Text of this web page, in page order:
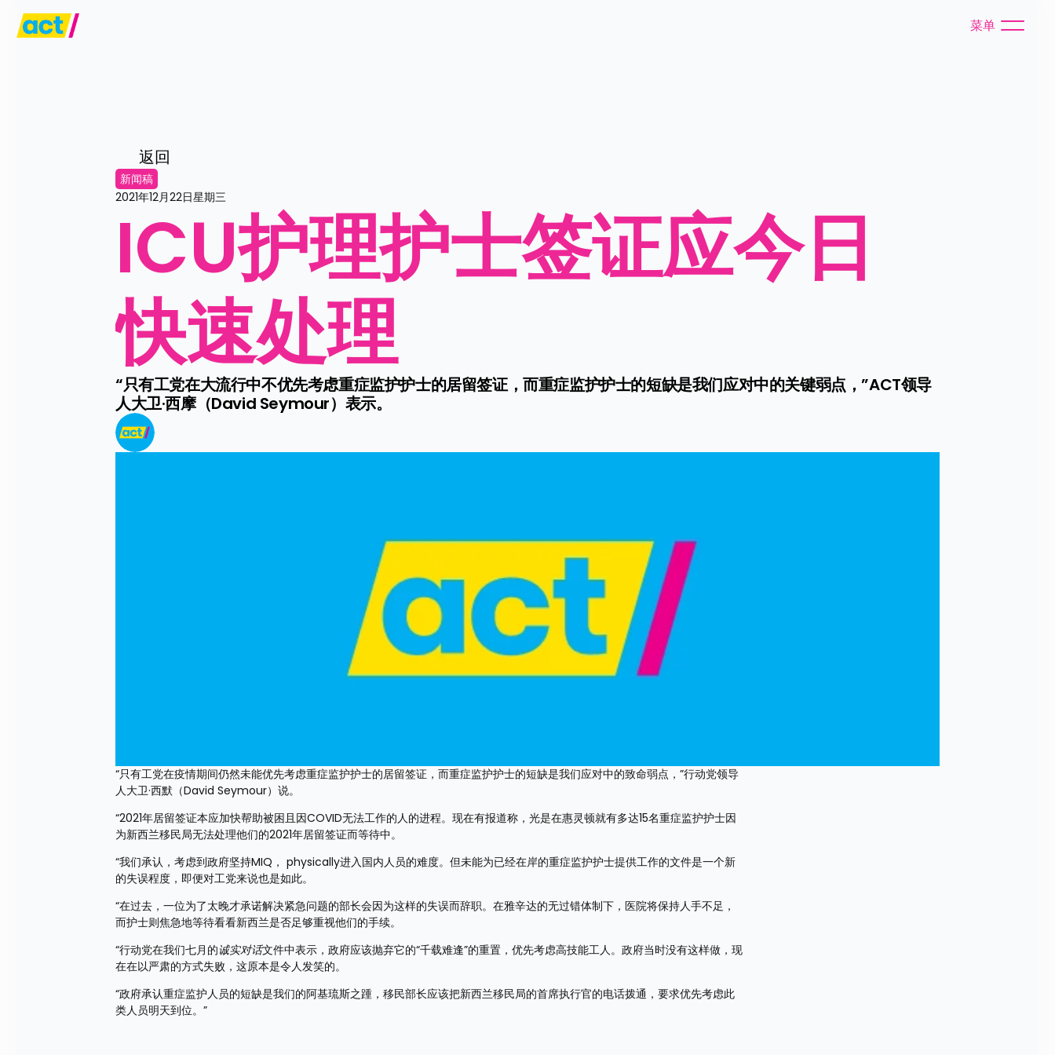
菜单
返回
新闻稿
2021年12月22日星期三
ICU护理护士签证应今日
快速处理
“只有工党在大流行中不优先考虑重症监护护士的居留签证，而重症监护护士的短缺是我们应对中的关键弱点，”ACT领导
人大卫·西摩（David Seymour）表示。
“只有工党在疫情期间仍然未能优先考虑重症监护护士的居留签证，而重症监护护士的短缺是我们应对中的致命弱点，”行动党领导
人大卫·西默（David Seymour）说。
“2021年居留签证本应加快帮助被困且因COVID无法工作的人的进程。现在有报道称，光是在惠灵顿就有多达15名重症监护护士因
为新西兰移民局无法处理他们的2021年居留签证而等待中。
“我们承认，考虑到政府坚持MIQ， physically进入国内人员的难度。但未能为已经在岸的重症监护护士提供工作的文件是一个新
的失误程度，即便对工党来说也是如此。
“在过去，一位为了太晚才承诺解决紧急问题的部长会因为这样的失误而辞职。在雅辛达的无过错体制下，医院将保持人手不足，
而护士则焦急地等待看看新西兰是否足够重视他们的手续。
“行动党在我们七月的诚实对话文件中表示，政府应该抛弃它的“千载难逢”的重置，优先考虑高技能工人。政府当时没有这样做，现
在在以严肃的方式失败，这原本是令人发笑的。
“政府承认重症监护人员的短缺是我们的阿基琉斯之踵，移民部长应该把新西兰移民局的首席执行官的电话拨通，要求优先考虑此
类人员明天到位。”